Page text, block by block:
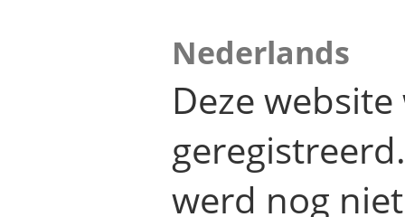
Nederlands
Deze
werd nog